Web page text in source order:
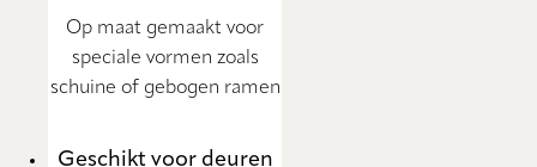
Op maat gemaakt voor
speciale vormen zoals
schuine of gebogen ramen
Geschikt voor deuren